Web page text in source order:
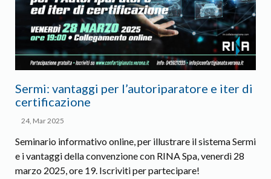
Sermi: vantaggi per l’autoriparatore e iter di
certificazione
24, Mar 2025
Seminario informativo online, per illustrare il sistema Sermi
e i vantaggi della convenzione con RINA Spa, venerdì 28
marzo 2025, ore 19. Iscriviti per partecipare!